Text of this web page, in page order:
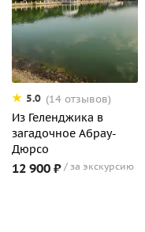
5.0 (14 отзывов)
Из Геленджика в
загадочное Абрау-
Дюрсо
12 900 ₽ за экскурсию